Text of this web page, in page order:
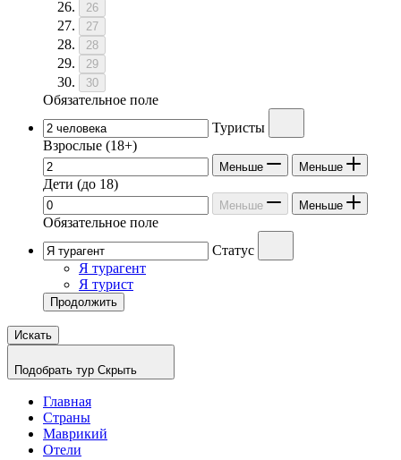
26
27
28
29
30
Обязательное поле
Туристы
Взрослые (18+)
Меньше Меньше
Дети (до 18)
Меньше Меньше
Обязательное поле
Статус
Я турагент
Я турист
Продолжить
Искать
Подобрать тур Скрыть
Главная
Страны
Маврикий
Отели